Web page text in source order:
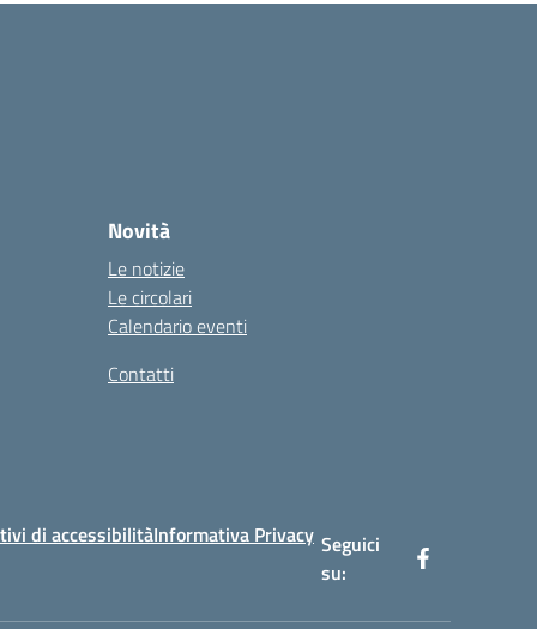
Novità
Le notizie
Le circolari
Calendario eventi
Contatti
di accessibilitàInformativa Privacy Seguici
su: